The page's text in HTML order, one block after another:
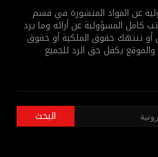
عن المواد المنشورة في قسم
كامل المسؤولية عن أرائه وما يرد
أو تنتهك حقوق الملكية أو حقوق
يكفل حق الرد للجميع